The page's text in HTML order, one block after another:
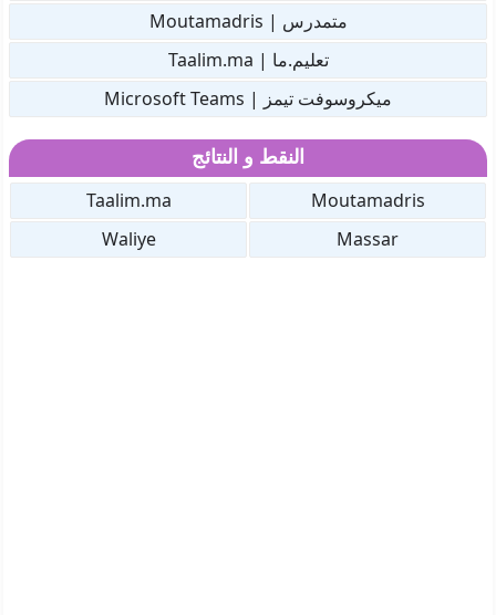
متمدرس | Moutamadris
تعليم.ما | Taalim.ma
ميكروسوفت تيمز | Microsoft Teams
النقط و النتائج
Moutamadris
Taalim.ma
Massar
Waliye